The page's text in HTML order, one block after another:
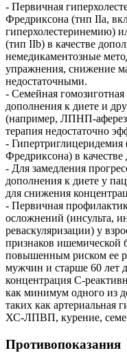
- Первичная
Фредриксона (тип IIа,
гиперхолестеринемию)
(тип IIb) в качестве
немедикаментозные
упражнения, снижение
недостаточными.
- Семейная гомозиготная
дополнения к диете и
(например, ЛПНП-
терапия недостаточно
-
Фредриксона) в
- Для замедления
дополнения к диете у
для снижения
- Первичная
осложнений (инсульта,
реваскуляризации) у
признаков ишемической
повышенным риском ее
мужчин и старше 60 лет
концентрация С-
как минимум одного из
таких как артериальная
ХС-ЛПВП, курение,
Противопоказания